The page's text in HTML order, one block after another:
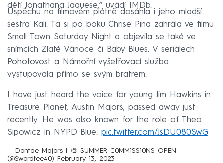
dětí Jonathana Jaquese,“ uvádí IMDb.
Úspěchu na filmovém plátně dosáhla i jeho mladší
sestra Kali. Ta si po boku Chrise Pina zahrála ve filmu
Small Town Saturday Night a objevila se také ve
snímcích Zlaté Vánoce či Baby Blues. V seriálech
Pohotovost a Námořní vyšetřovací služba
vystupovala přímo se svým bratrem.
I have just heard the voice for young Jim Hawkins in
Treasure Planet, Austin Majors, passed away just
recently. He was also known for the role of Theo
Sipowicz in NYPD Blue. pic.twitter.com/JsDU080SwG
— Dontae Majors | 🎨 SUMMER C0MM1SS10NS OPEN
(@Swordtee40)
February 13, 2023